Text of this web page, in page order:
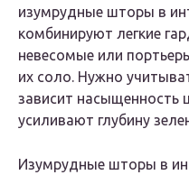
изумрудные шторы в
комбинируют легкие
невесомые или
их соло. Нужно
зависит насыщенность
усиливают глубину
Изумрудные шторы в